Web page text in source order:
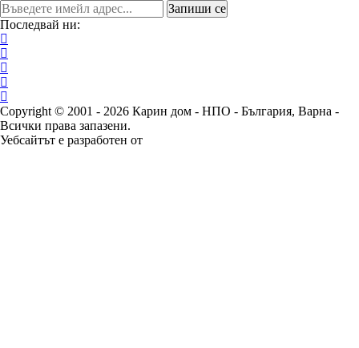
Запиши се
Последвай ни:
Copyright © 2001 - 2026 Карин дом - НПО - България, Варна -
Всички права запазени.
Уебсайтът е разработен от